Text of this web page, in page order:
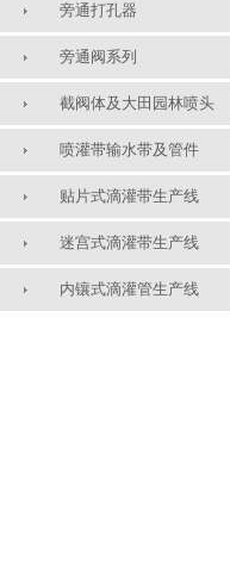
旁通打孔器
旁通阀系列
截阀体及大田园林喷头
喷灌带输水带及管件
贴片式滴灌带生产线
迷宫式滴灌带生产线
内镶式滴灌管生产线